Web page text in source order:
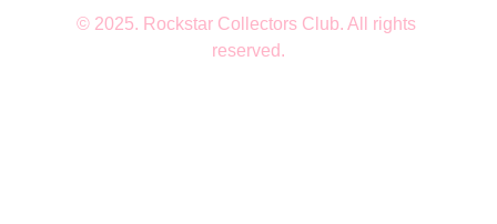
© 2025. Rockstar Collectors Club. All rights
reserved.